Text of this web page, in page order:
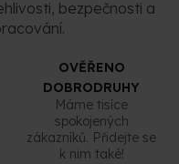
bezpečnosti a
OVĚŘENO
DOBRODRUHY
Máme tisíce
spokojených
zákazníků. Přidejte se
k nim také!